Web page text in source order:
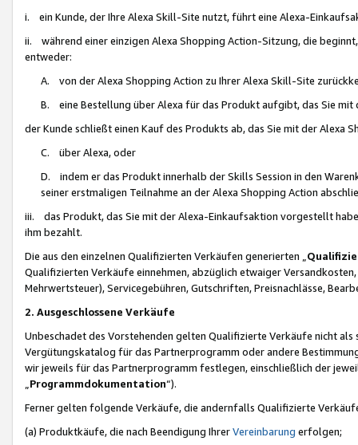
i. ein Kunde, der Ihre Alexa Skill-Site nutzt, führt eine Alexa-
ii. während einer einzigen Alexa Shopping Action-Sitzung, die
entweder:
A. von der Alexa Shopping Action zu Ihrer Alexa Skill-Site
B. eine Bestellung über Alexa für das Produkt aufgibt, das Sie mit
der Kunde schließt einen Kauf des Produkts ab, das Sie mit der Alexa
C. über Alexa, oder
D. indem er das Produkt innerhalb der Skills Session in den
seiner erstmaligen Teilnahme an der Alexa Shopping Action
iii. das Produkt, das Sie mit der Alexa-Einkaufsaktion vorgestellt
ihm bezahlt.
Die aus den einzelnen Qualifizierten Verkäufen generierten „
Qualifizierten Verkäufe einnehmen, abzüglich etwaiger
Mehrwertsteuer), Servicegebühren, Gutschriften, Preisnachlässe,
2. Ausgeschlossene Verkäufe
Unbeschadet des Vorstehenden gelten Qualifizierte Verkäufe nicht
Vergütungskatalog für das Partnerprogramm oder andere
wir jeweils für das Partnerprogramm festlegen, einschließlich der
Programmdokumentation“).
Ferner gelten folgende Verkäufe, die andernfalls Qualifizierte
(a) Produktkäufe, die nach Beendigung IhrerVereinbarung erfolgen;